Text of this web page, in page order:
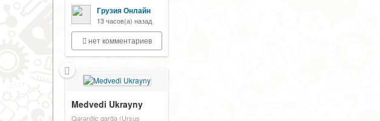
Грузия Онлайн
13 часов(а) назад
нет комментариев
Medvedi Ukrayny
Qərənğic qarğa (Ursus